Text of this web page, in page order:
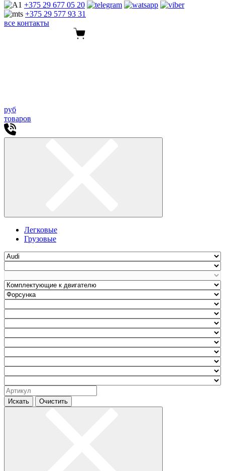
+375 29 677 05 20
+375 29 577 93 31
все контакты
руб
товаров
Легковые
Грузовые
Искать Очистить